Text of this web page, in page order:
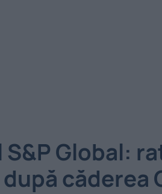
Global:
căderea